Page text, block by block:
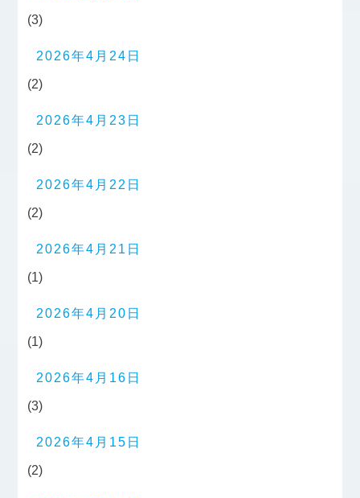
(3)
2026年4月24日
(2)
2026年4月23日
(2)
2026年4月22日
(2)
2026年4月21日
(1)
2026年4月20日
(1)
2026年4月16日
(3)
2026年4月15日
(2)